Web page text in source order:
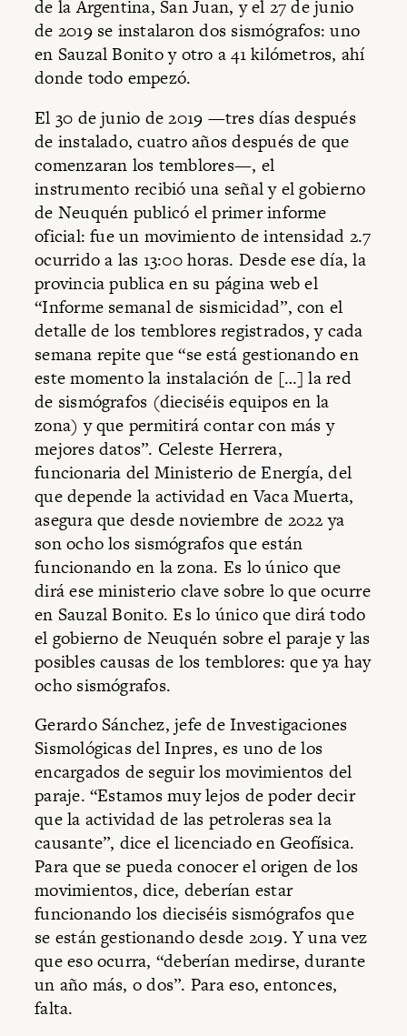
de la Argentina, San Juan, y el 27 de junio
de 2019 se instalaron dos sismógrafos: uno
en Sauzal Bonito y otro a 41 kilómetros, ahí
donde todo empezó.
El 30 de junio de 2019 —tres días después
de instalado, cuatro años después de que
comenzaran los temblores—, el
instrumento recibió una señal y el gobierno
de Neuquén publicó el primer informe
oficial: fue un movimiento de intensidad 2.7
ocurrido a las 13:00 horas. Desde ese día, la
provincia publica en su página web el
“Informe semanal de sismicidad”, con el
detalle de los temblores registrados, y cada
semana repite que “se está gestionando en
este momento la instalación de […] la red
de sismógrafos (dieciséis equipos en la
zona) y que permitirá contar con más y
mejores datos”. Celeste Herrera,
funcionaria del Ministerio de Energía, del
que depende la actividad en Vaca Muerta,
asegura que desde noviembre de 2022 ya
son ocho los sismógrafos que están
funcionando en la zona. Es lo único que
dirá ese ministerio clave sobre lo que ocurre
en Sauzal Bonito. Es lo único que dirá todo
el gobierno de Neuquén sobre el paraje y las
posibles causas de los temblores: que ya hay
ocho sismógrafos.
Gerardo Sánchez, jefe de Investigaciones
Sismológicas del Inpres, es uno de los
encargados de seguir los movimientos del
paraje. “Estamos muy lejos de poder decir
que la actividad de las petroleras sea la
causante”, dice el licenciado en Geofísica.
Para que se pueda conocer el origen de los
movimientos, dice, deberían estar
funcionando los dieciséis sismógrafos que
se están gestionando desde 2019. Y una vez
que eso ocurra, “deberían medirse, durante
un año más, o dos”. Para eso, entonces,
falta.